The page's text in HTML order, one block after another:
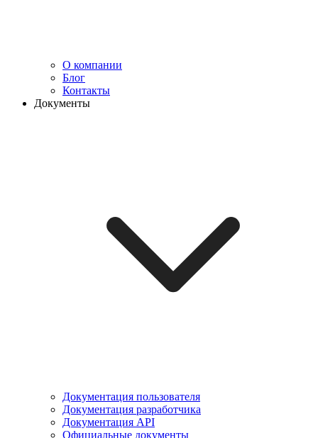
О компании
Блог
Контакты
Документы
Документация пользователя
Документация разработчика
Документация API
Официальные документы